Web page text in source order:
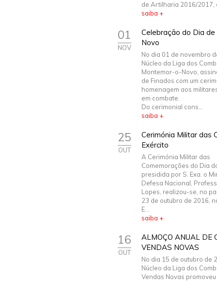
de Artilharia 2016/2017,
saiba +
01
NOV
Celebração do Dia
Novo
No dia 01 de novembro
Núcleo da Liga dos
Montemor-o-Novo,
de Finados com um
homenagem aos
em combate.
Do cerimonial cons...
saiba +
25
OUT
Cerimónia Militar das
Exército
A Cerimónia Militar das
Comemorações do Dia
presidida por S. Exa. o
Defesa Nacional,
Lopes, realizou-se, no
23 de outubro de 2016,
E...
saiba +
16
OUT
ALMOÇO ANUAL DE
VENDAS NOVAS
No dia 15 de outubro de
Núcleo da Liga dos
Vendas Novas